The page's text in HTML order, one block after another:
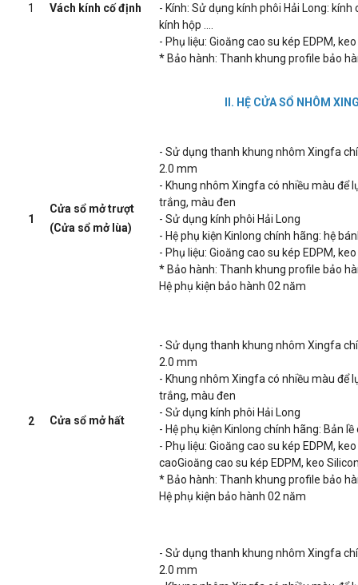
1 Vách kính cố định
- Kính: Sử dụng kính phôi Hải Long:
kính hộp ....
- Phụ liệu: Gioăng cao su kép EDPM,
* Bảo hành: Thanh khung profile bảo
II. HỆ CỬA SỔ NHÔM
1
Cửa sổ mở trượt
(Cửa sổ mở lùa)
- Sử dụng thanh khung nhôm Xingfa
2.0 mm
- Khung nhôm Xingfa có nhiều màu để
trắng, màu đen
- Sử dụng kính phôi Hải Long
- Hệ phụ kiện Kinlong chính hãng: hệ
- Phụ liệu: Gioăng cao su kép EDPM,
* Bảo hành: Thanh khung profile bảo
Hệ phụ kiện bảo hành 02 năm
2 Cửa sổ mở hất
- Sử dụng thanh khung nhôm Xingfa
2.0 mm
- Khung nhôm Xingfa có nhiều màu để
trắng, màu đen
- Sử dụng kính phôi Hải Long
- Hệ phụ kiện Kinlong chính hãng: Bản
- Phụ liệu: Gioăng cao su kép EDPM,
caoGioăng cao su kép EDPM, keo
* Bảo hành: Thanh khung profile bảo
Hệ phụ kiện bảo hành 02 năm
- Sử dụng thanh khung nhôm Xingfa
2.0 mm